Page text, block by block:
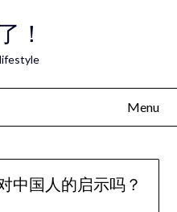
！
Menu
中国人的启示吗？